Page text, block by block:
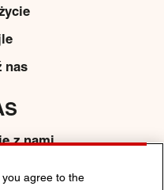
nas
z nami
you agree to the